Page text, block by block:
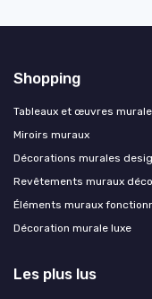
Shopping
Tableaux et œuvres
Miroirs muraux
Décorations murales
Revêtements muraux
Éléments muraux
Décoration murale luxe
Les plus lus